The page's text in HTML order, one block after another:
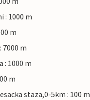
: 1000 m
m
7000 m
: 1000 m
m
staza,0-5km : 100 m